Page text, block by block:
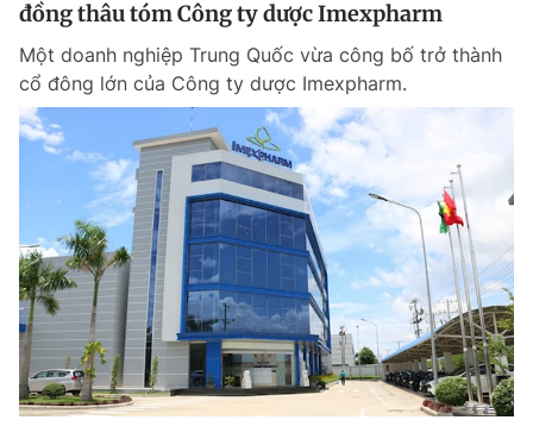
đồng thâu tóm Công ty dược Imexpharm
Một doanh nghiệp Trung Quốc vừa công bố trở thành
cổ đông lớn của Công ty dược Imexpharm.